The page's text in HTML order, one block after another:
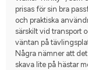
prisas för sin bra
och praktiska
särskilt vid transport
väntan på
Några nämner att
skava lite på hästar